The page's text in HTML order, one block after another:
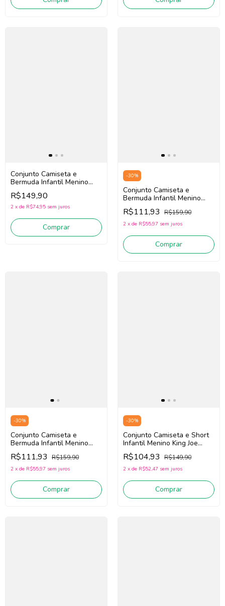
Conjunto Camiseta e
Bermuda Infantil Menino
Bimbi Ga834 (Branco/Verde)
R$149,90
2 x de R$74,95 sem juros
Comprar
-30%
Conjunto Camiseta e
Bermuda Infantil Menino
King Joe Cj11017k (Off
White/Bege)
R$111,93 R$159,90
2 x de R$55,97 sem juros
Comprar
-30%
Conjunto Camiseta e
Bermuda Infantil Menino
King Joe Cj11021k
(Bege/Marinho)
R$111,93 R$159,90
2 x de R$55,97 sem juros
Comprar
-30%
Conjunto Camiseta e Short
Infantil Menino King Joe
Cj11029k (Off White/Azul)
R$104,93 R$149,90
2 x de R$52,47 sem juros
Comprar